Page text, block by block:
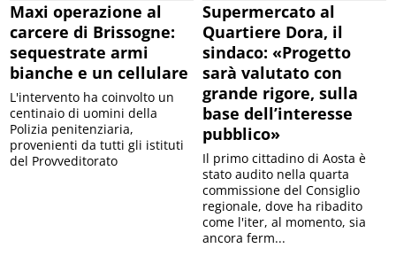
Maxi operazione al
carcere di Brissogne:
sequestrate armi
bianche e un cellulare
L'intervento ha coinvolto un
centinaio di uomini della
Polizia penitenziaria,
provenienti da tutti gli istituti
del Provveditorato
Supermercato al
Quartiere Dora, il
sindaco: «Progetto
sarà valutato con
grande rigore, sulla
base dell’interesse
pubblico»
Il primo cittadino di Aosta è
stato audito nella quarta
commissione del Consiglio
regionale, dove ha ribadito
come l'iter, al momento, sia
ancora ferm...